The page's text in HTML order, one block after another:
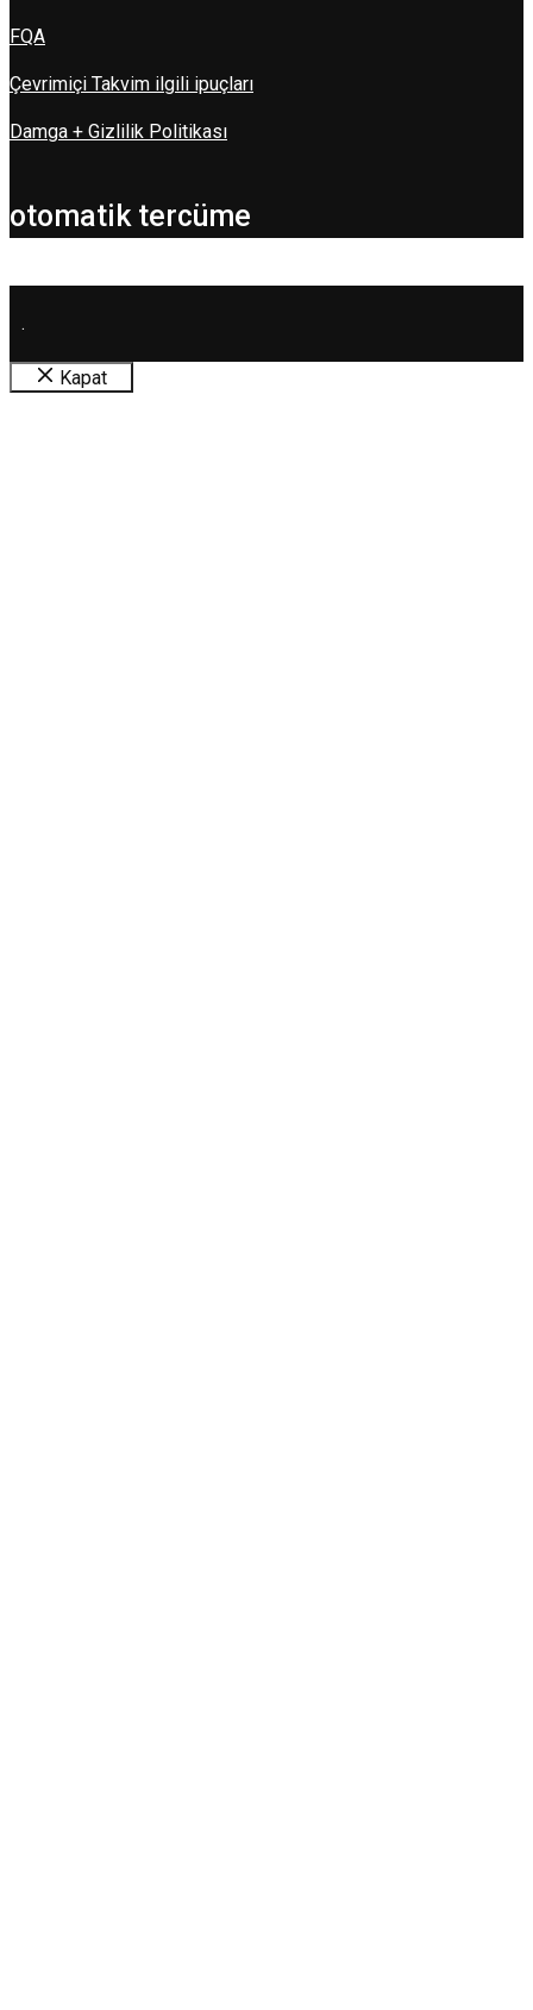
FQA
Çevrimiçi Takvim ilgili ipuçları
Damga + Gizlilik Politikası
otomatik tercüme
.
Kapat